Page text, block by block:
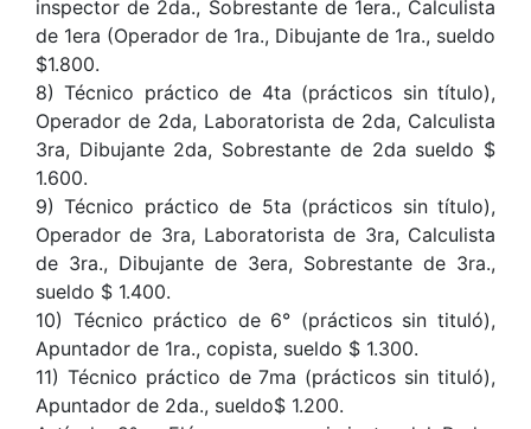
inspector de 2da., Sobrestante de 1era., Calculista
de 1era (Operador de 1ra., Dibujante de 1ra., sueldo
$1.800.
8) Técnico práctico de 4ta (prácticos sin título),
Operador de 2da, Laboratorista de 2da, Calculista
3ra, Dibujante 2da, Sobrestante de 2da sueldo $
1.600.
9) Técnico práctico de 5ta (prácticos sin título),
Operador de 3ra, Laboratorista de 3ra, Calculista
de 3ra., Dibujante de 3era, Sobrestante de 3ra.,
sueldo $ 1.400.
10) Técnico práctico de 6° (prácticos sin tituló),
Apuntador de 1ra., copista, sueldo $ 1.300.
11) Técnico práctico de 7ma (prácticos sin tituló),
Apuntador de 2da., sueldo$ 1.200.